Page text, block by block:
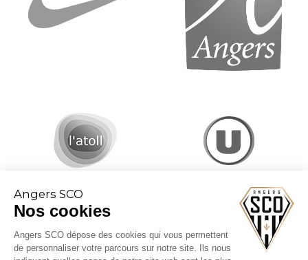
Angers SCO
Nos cookies
Angers SCO dépose des cookies qui vous permettent
de personnaliser votre parcours sur notre site. Ils nous